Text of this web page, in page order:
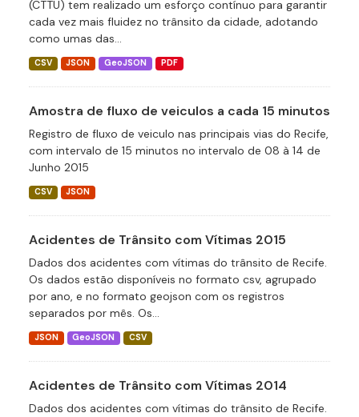
(CTTU) tem realizado um esforço contínuo para garantir
cada vez mais fluidez no trânsito da cidade, adotando
como umas das...
CSV JSON GeoJSON PDF
Amostra de fluxo de veiculos a cada 15 minutos
Registro de fluxo de veiculo nas principais vias do Recife,
com intervalo de 15 minutos no intervalo de 08 à 14 de
Junho 2015
CSV JSON
Acidentes de Trânsito com Vítimas 2015
Dados dos acidentes com vítimas do trânsito de Recife.
Os dados estão disponíveis no formato csv, agrupado
por ano, e no formato geojson com os registros
separados por mês. Os...
JSON GeoJSON CSV
Acidentes de Trânsito com Vítimas 2014
Dados dos acidentes com vítimas do trânsito de Recife.